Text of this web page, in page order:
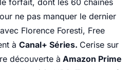
forfait, dont les 60 chaînes
ne pas manquer le dernier
Florence Foresti, Free
à Canal+ Séries. Cerise sur
découverte à Amazon Prime